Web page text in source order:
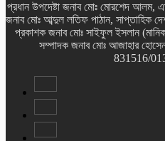
প্রধান উপদেষ্টা জনাব মোঃ মোরশেদ
জনাব মোঃ আব্দুল লতিফ পাঠান, সাপ্তাহিক
প্রকাশক জনাব মোঃ সাইফুল ইসলান
সম্পাদক জনাব মোঃ আজাহার
831516/